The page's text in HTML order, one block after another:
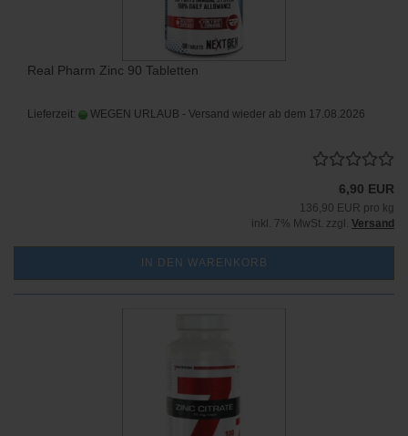
Real Pharm Zinc 90 Tabletten
Lieferzeit: WEGEN URLAUB - Versand wieder ab dem 17.08.2026
6,90 EUR
136,90 EUR pro kg
inkl. 7% MwSt. zzgl. Versand
IN DEN WARENKORB